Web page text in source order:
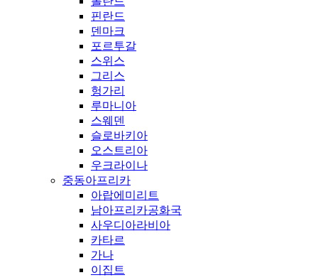
핀란드
덴마크
포르투갈
스위스
그리스
헝가리
루마니아
스웨덴
슬로바키아
오스트리아
우크라이나
중동아프리카
아랍에미리트
남아프리카공화국
사우디아라비아
카타르
가나
이집트